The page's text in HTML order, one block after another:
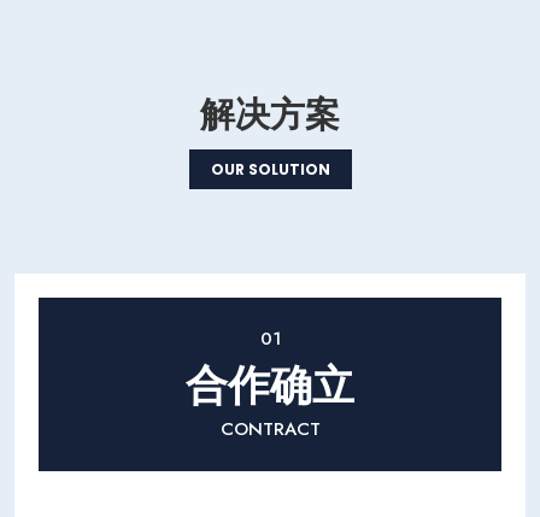
解决方案
OUR SOLUTION
01
合作确立
CONTRACT